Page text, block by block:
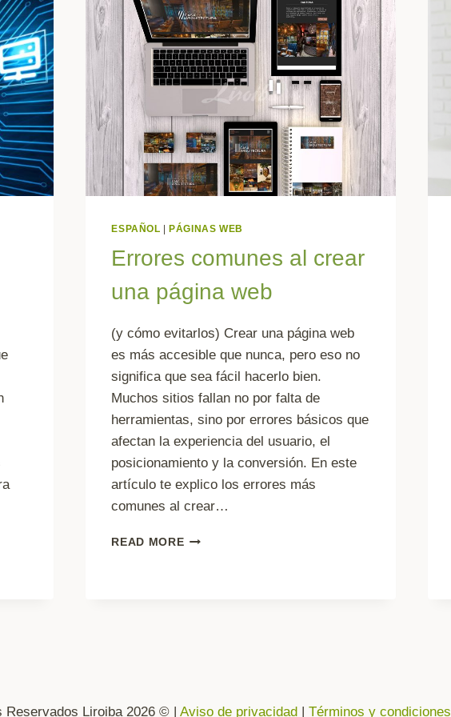
ESPAÑOL PÁGINAS WEB
Errores comunes al crear
una página web
(y cómo evitarlos) Crear una página web
es más accesible que nunca, pero eso no
significa que sea fácil hacerlo bien.
Muchos sitios fallan no por falta de
herramientas, sino por errores básicos que
afectan la experiencia del usuario, el
posicionamiento y la conversión. En este
artículo te explico los errores más
comunes al crear…
READ MORE ERRORES
Reservados Liroiba 2026 © | Aviso de privacidad Términos y condiciones